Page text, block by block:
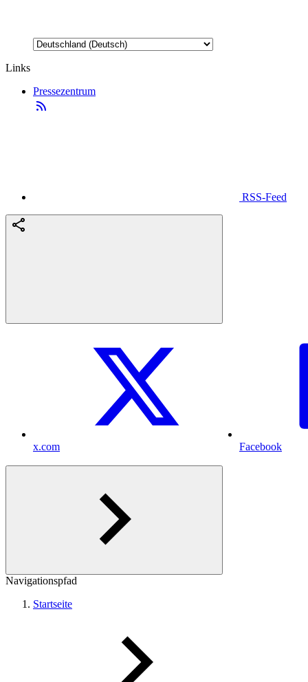
Links
Pressezentrum
RSS-Feed
x.com Facebook
Navigationspfad
Startseite